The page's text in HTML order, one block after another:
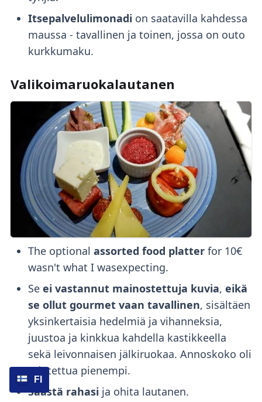
Itsepalvelulimonadi on saatavilla kahdessa
maussa - tavallinen ja toinen, jossa on outo
kurkkumaku.
Valikoimaruokalautanen
The optional assorted food platterfor 10€
wasn't what I wasexpecting.
Se ei vastannut mainostettuja kuvia, eikä
se ollut gourmet vaan tavallinen, sisältäen
yksinkertaisia hedelmiä ja vihanneksia,
juustoa ja kinkkua kahdella kastikkeella
sekä leivonnaisen jälkiruokaa. Annoskoko oli
odotettua pienempi.
Säästä rahasi ja ohita lautanen.
FI